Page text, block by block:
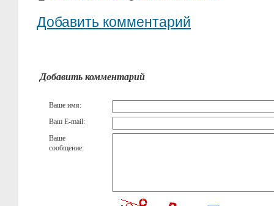
Добавить комментарий
Добавить комментарий
Ваше имя:
Ваш E-mail:
Ваше
сообщение: